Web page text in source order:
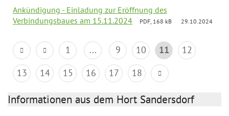
Ankündigung - Einladung zur Eröffnung des
Verbindungsbaues am 15.11.2024
PDF, 168 kB 29.10.2024
1 ... 9 10 11
12
13
14 15 16 17 18
Informationen aus dem Hort Sandersdorf